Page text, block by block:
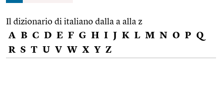
Il dizionario di italiano dalla a alla z
A B C D E F G H I J K L M N O P Q
R S T U V W X Y Z